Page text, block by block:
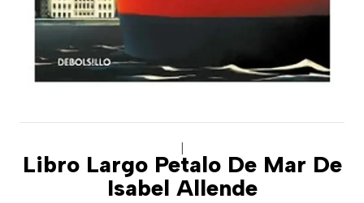
Libro Largo Petalo De Mar De
Isabel Allende